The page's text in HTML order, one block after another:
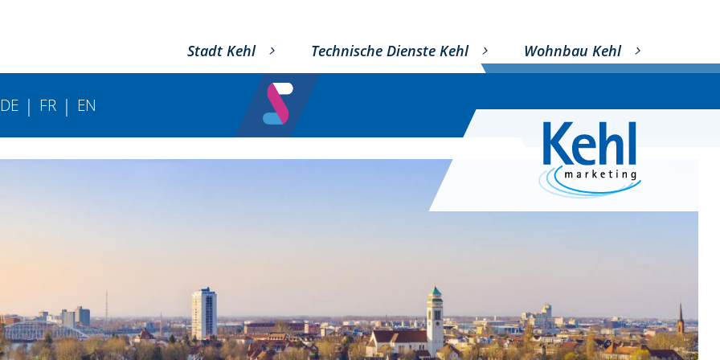
Stadt Kehl Technische Dienste Kehl Wohnbau Kehl
DE | FR | EN